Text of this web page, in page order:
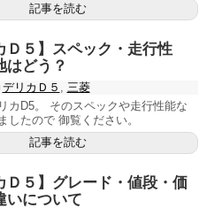
記事を読む
Ｄ５】スペック・走行性
はどう？
デリカＤ５
三菱
カD5。 そのスペックや走行性能な
したので 御覧ください。
記事を読む
Ｄ５】グレード・値段・価
いについて